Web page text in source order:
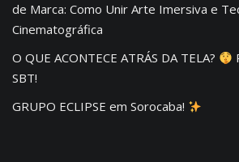
de Marca: Como Unir Arte Imersiva e
Cinematográfica
O QUE ACONTECE ATRÁS DA TELA?
SBT!
GRUPO ECLIPSE em Sorocaba!